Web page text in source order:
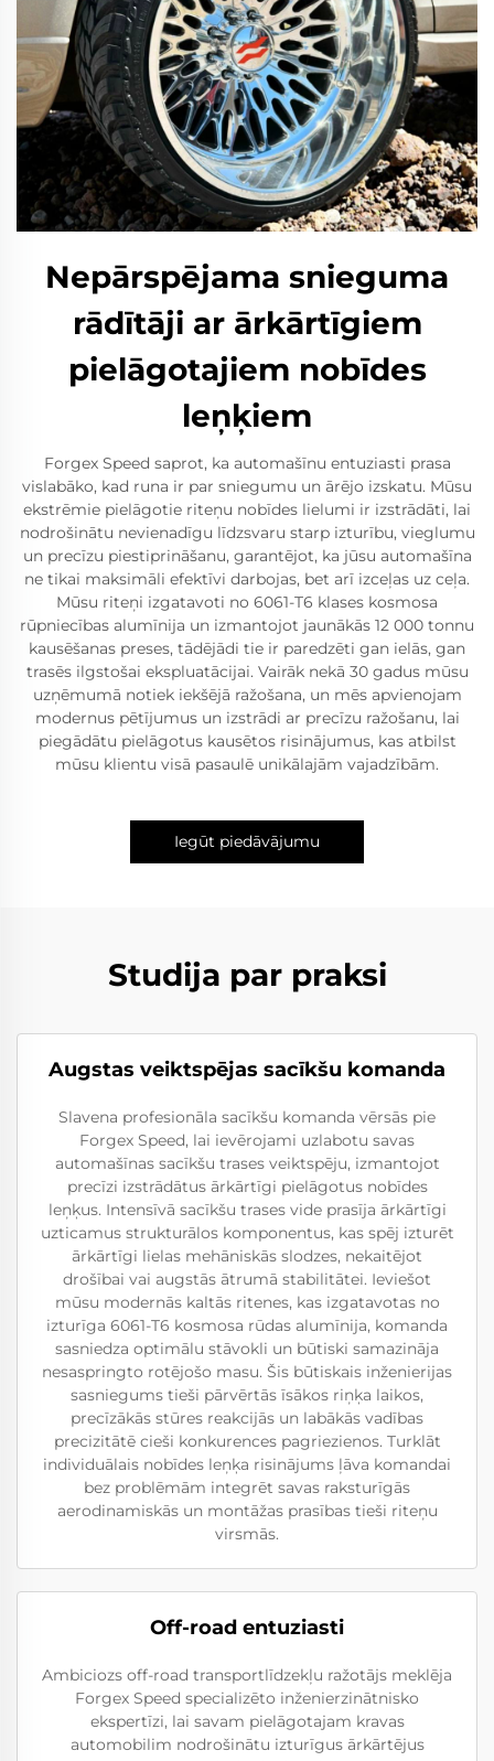
Nepārspējama snieguma
rādītāji ar ārkārtīgiem
pielāgotajiem nobīdes
leņķiem
Forgex Speed saprot, ka automašīnu entuziasti prasa
vislabāko, kad runa ir par sniegumu un ārējo izskatu. Mūsu
ekstrēmie pielāgotie riteņu nobīdes lielumi ir izstrādāti, lai
nodrošinātu nevienadīgu līdzsvaru starp izturību, vieglumu
un precīzu piestiprināšanu, garantējot, ka jūsu automašīna
ne tikai maksimāli efektīvi darbojas, bet arī izceļas uz ceļa.
Mūsu riteņi izgatavoti no 6061-T6 klases kosmosa
rūpniecības alumīnija un izmantojot jaunākās 12 000 tonnu
kausēšanas preses, tādējādi tie ir paredzēti gan ielās, gan
trasēs ilgstošai ekspluatācijai. Vairāk nekā 30 gadus mūsu
uzņēmumā notiek iekšējā ražošana, un mēs apvienojam
modernus pētījumus un izstrādi ar precīzu ražošanu, lai
piegādātu pielāgotus kausētos risinājumus, kas atbilst
mūsu klientu visā pasaulē unikālajām vajadzībām.
Iegūt piedāvājumu
Studija par praksi
Augstas veiktspējas sacīkšu komanda
Slavena profesionāla sacīkšu komanda vērsās pie
Forgex Speed, lai ievērojami uzlabotu savas
automašīnas sacīkšu trases veiktspēju, izmantojot
precīzi izstrādātus ārkārtīgi pielāgotus nobīdes
leņķus. Intensīvā sacīkšu trases vide prasīja ārkārtīgi
uzticamus strukturālos komponentus, kas spēj izturēt
ārkārtīgi lielas mehāniskās slodzes, nekaitējot
drošībai vai augstās ātrumā stabilitātei. Ieviešot
mūsu modernās kaltās ritenes, kas izgatavotas no
izturīga 6061-T6 kosmosa rūdas alumīnija, komanda
sasniedza optimālu stāvokli un būtiski samazināja
nesaspringto rotējošo masu. Šis būtiskais inženierijas
sasniegums tieši pārvērtās īsākos riņķa laikos,
precīzākās stūres reakcijās un labākās vadības
precizitātē cieši konkurences pagriezienos. Turklāt
individuālais nobīdes leņķa risinājums ļāva komandai
bez problēmām integrēt savas raksturīgās
aerodinamiskās un montāžas prasības tieši riteņu
virsmās.
Off-road entuziasti
Ambiciozs off-road transportlīdzekļu ražotājs meklēja
Forgex Speed specializēto inženierzinātnisko
ekspertīzi, lai savam pielāgotajam kravas
automobilim nodrošinātu izturīgus ārkārtējus